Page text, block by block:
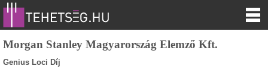
Morgan Stanley Magyarország Elemző Kft.
Genius Loci Díj